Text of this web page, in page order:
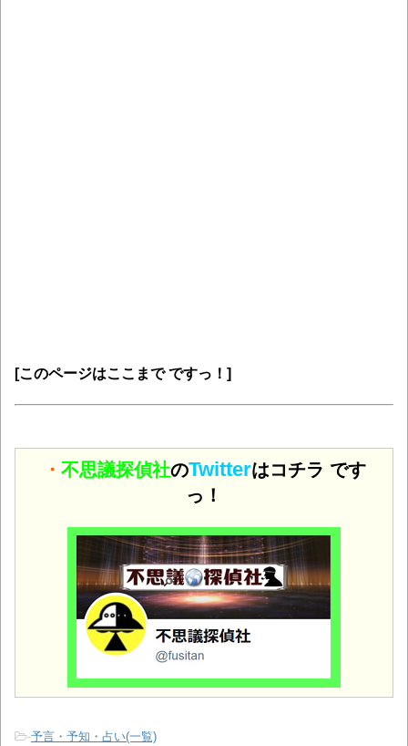
[このページはここまで ですっ！]
・ 不思議探偵社のTwitterはコチラ です
っ！
-予言・予知・占い(一覧)